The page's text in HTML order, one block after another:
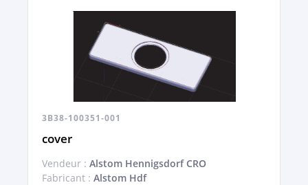
3B38-100351-001
cover
Vendeur : Alstom Hennigsdorf CRO
Fabricant : Alstom Hdf